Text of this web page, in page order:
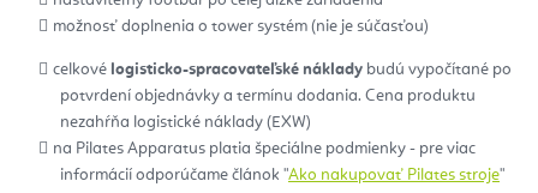
možnosť doplnenia o tower systém (nie je súčasťou)
celkové logisticko-spracovateľské náklady budú vypočítané po
potvrdení objednávky a termínu dodania. Cena produktu
nezahŕňa logistické náklady (EXW)
na Pilates Apparatus platia špeciálne podmienky - pre viac
informácií odporúčame článok "Ako nakupovať Pilates stroje"